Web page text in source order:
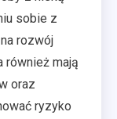
sobie z
rozwój
również mają
oraz
ryzyko